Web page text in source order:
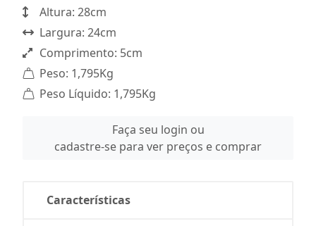
Altura: 28cm
Largura: 24cm
Comprimento: 5cm
Peso: 1,795Kg
Peso Líquido: 1,795Kg
Faça seu login ou
cadastre-se para ver preços e comprar
Características